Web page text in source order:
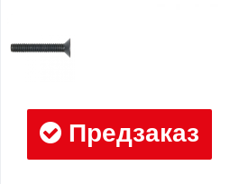
Предзаказ